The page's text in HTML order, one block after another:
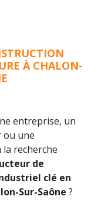
À CHALON-
entreprise, un
ou une
la recherche
de
clé en
Sur-Saône ?